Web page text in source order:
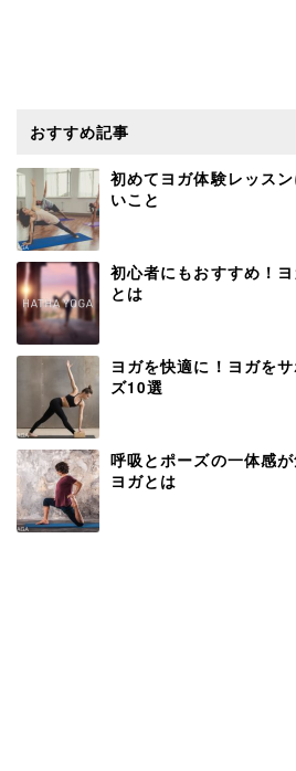
おすすめ記事
初めてヨガ体験レッス
いこと
初心者にもおすすめ！
とは
ヨガを快適に！ヨガを
ズ10選
呼吸とポーズの一体感
ヨガとは